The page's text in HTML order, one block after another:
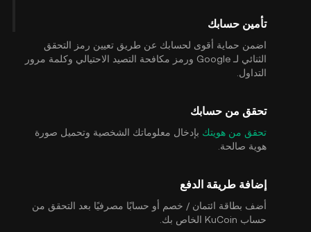
تأمين حسابك
اضمن حماية أقوى لحسابك عن طريق تعيين رمز التحقق
الثنائي لـ Google ورمز مكافحة التصيد الاحتيالي وكلمة مرور
التداول.
تحقق من حسابك
تحقق من هويتك بإدخال معلوماتك الشخصية وتحميل صورة
هوية صالحة.
إضافة طريقة الدفع
أضف بطاقة ائتمان / خصم أو حسابًا مصرفيًا بعد التحقق من
حساب KuCoin الخاص بك.